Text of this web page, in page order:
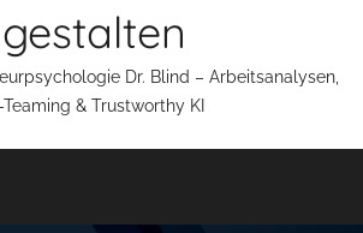
gestalten
Dr. Blind – Arbeitsanalysen,
Teaming & Trustworthy KI